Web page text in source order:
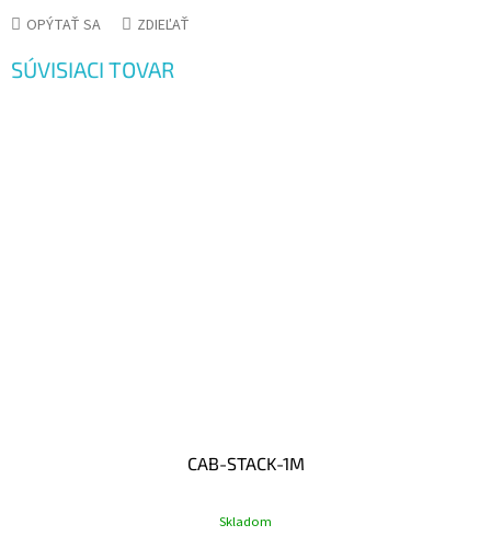
OPÝTAŤ SA ZDIEĽAŤ
SÚVISIACI TOVAR
CAB-STACK-1M
Skladom